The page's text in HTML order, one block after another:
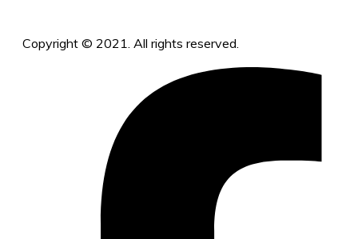
Copyright © 2021. All rights reserved.